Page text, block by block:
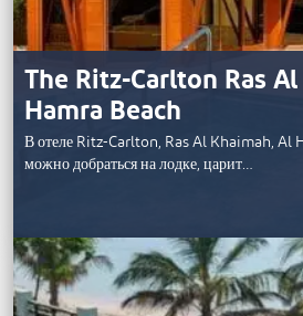
The Ritz-Carlton Ras
Hamra Beach
В отеле Ritz-Carlton, Ras Al Khaimah, Al
можно добраться на лодке, царит…